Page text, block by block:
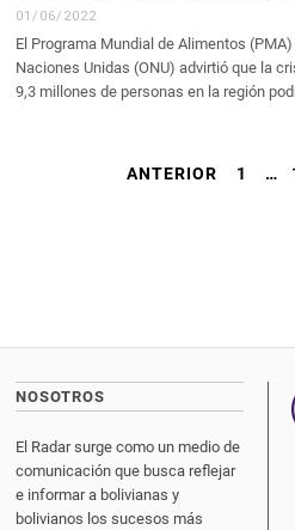
01/06/2022
El Programa Mundial de Alimentos
Naciones Unidas (ONU) advirtió que la
9,3 millones de personas en la región
ANTERIOR 1 …
NOSOTROS
El Radar surge como un medio de
comunicación que busca reflejar
e informar a bolivianas y
bolivianos los sucesos más